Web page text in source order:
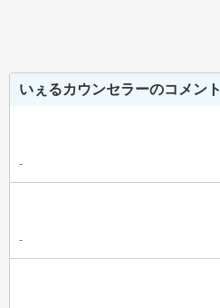
いぇるカウンセラーのコメント
-
-